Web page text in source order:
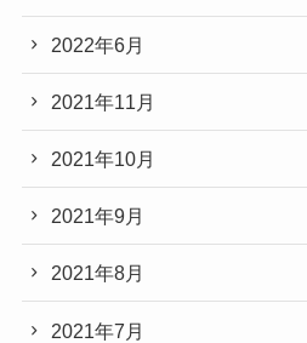
2022年6月
2021年11月
2021年10月
2021年9月
2021年8月
2021年7月